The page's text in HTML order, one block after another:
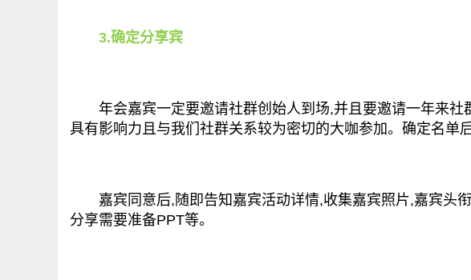
3.确定分享宾
年会嘉宾一定要邀请社群创始人到场,并且要邀请一年来社
具有影响力且与我们社群关系较为密切的大咖参加。确定名单
嘉宾同意后,随即告知嘉宾活动详情,收集嘉宾照片,嘉宾头
分享需要准备PPT等。